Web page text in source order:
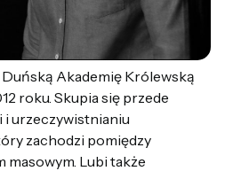
Duńską Akademię Królewską
roku. Skupia się przede
i urzeczywistnianiu
zachodzi pomiędzy
masowym. Lubi także